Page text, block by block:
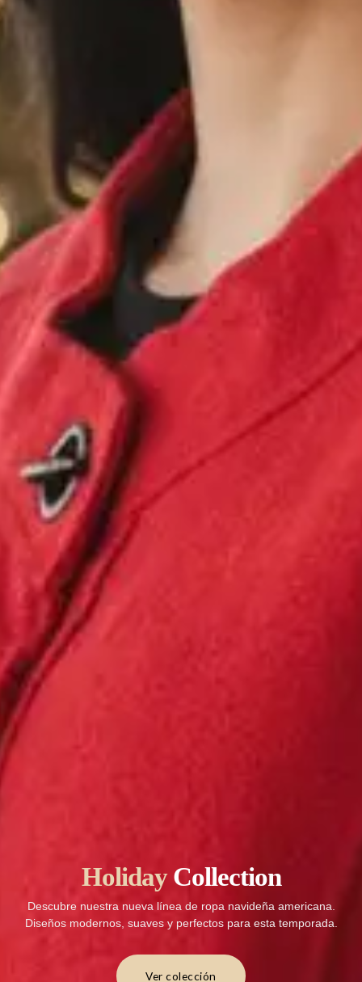
HolidayCollection
Descubre nuestra nueva línea de ropa navideña americana.
Diseños modernos, suaves y perfectos para esta temporada.
Ver colección